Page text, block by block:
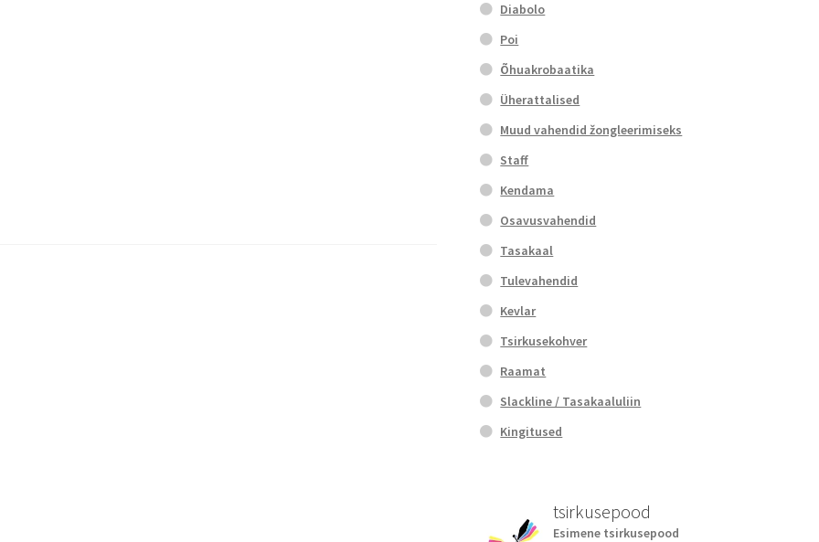
Diabolo
Poi
Õhuakrobaatika
Üherattalised
Muud vahendid žongleerimiseks
Staff
Kendama
Osavusvahendid
Tasakaal
Tulevahendid
Kevlar
Tsirkusekohver
Raamat
Slackline / Tasakaaluliin
Kingitused
tsirkusepood
Esimene tsirkusepood